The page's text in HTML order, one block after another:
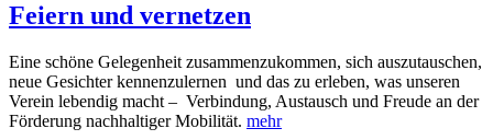
Feiern und vernetzen
Eine schöne Gelegenheit zusammenzukommen, sich auszutauschen,
neue Gesichter kennenzulernen und das zu erleben, was unseren
Verein lebendig macht – Verbindung, Austausch und Freude an der
Förderung nachhaltiger Mobilität. mehr